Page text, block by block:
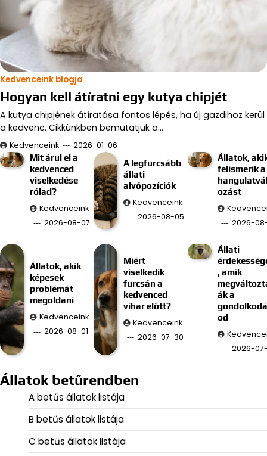
Kedvenceink blogja
Hogyan kell átíratni egy kutya chipjét
A kutya chipjének átíratása fontos lépés, ha új gazdihoz kerül
a kedvenc. Cikkünkben bemutatjuk a…
Kedvenceink
2026-01-06
Mit árul el a
kedvenced
viselkedése
rólad?
Kedvenceink
2026-08-07
A legfurcsább
állati
alvópozíciók
Kedvenceink
2026-08-05
Állatok,
felismerik a
ozást
2026-
Állatok, akik
képesek
problémát
megoldani
Kedvenceink
2026-08-01
Miért
viselkedik
furcsán a
kedvenced
vihar előtt?
Kedvenceink
2026-07-30
Állati
, amik
ák a
od
2026-
Állatok betűrendben
A betűs állatok listája
B betűs állatok listája
C betűs állatok listája